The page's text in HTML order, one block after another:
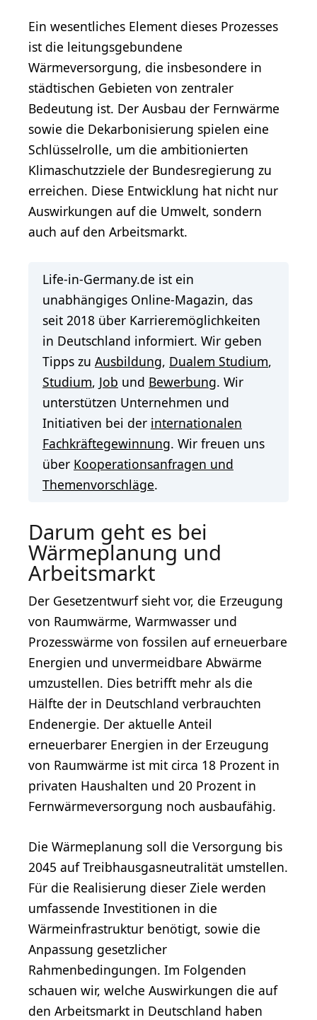
Ein wesentliches Element dieses Prozesses
ist die leitungsgebundene
Wärmeversorgung, die insbesondere in
städtischen Gebieten von zentraler
Bedeutung ist. Der Ausbau der Fernwärme
sowie die Dekarbonisierung spielen eine
Schlüsselrolle, um die ambitionierten
Klimaschutzziele der Bundesregierung zu
erreichen. Diese Entwicklung hat nicht nur
Auswirkungen auf die Umwelt, sondern
auch auf den Arbeitsmarkt.
Life-in-Germany.de ist ein
unabhängiges Online-Magazin, das
seit 2018 über Karrieremöglichkeiten
in Deutschland informiert. Wir geben
Tipps zu Ausbildung, Dualem Studium,
Studium, Job und Bewerbung. Wir
unterstützen Unternehmen und
Initiativen bei der internationalen
Fachkräftegewinnung. Wir freuen uns
über Kooperationsanfragen und
Themenvorschläge.
Darum geht es bei
Wärmeplanung und
Arbeitsmarkt
Der Gesetzentwurf sieht vor, die Erzeugung
von Raumwärme, Warmwasser und
Prozesswärme von fossilen auf erneuerbare
Energien und unvermeidbare Abwärme
umzustellen. Dies betrifft mehr als die
Hälfte der in Deutschland verbrauchten
Endenergie. Der aktuelle Anteil
erneuerbarer Energien in der Erzeugung
von Raumwärme ist mit circa 18 Prozent in
privaten Haushalten und 20 Prozent in
Fernwärmeversorgung noch ausbaufähig.
Die Wärmeplanung soll die Versorgung bis
2045 auf Treibhausgasneutralität umstellen.
Für die Realisierung dieser Ziele werden
umfassende Investitionen in die
Wärmeinfrastruktur benötigt, sowie die
Anpassung gesetzlicher
Rahmenbedingungen. Im Folgenden
schauen wir, welche Auswirkungen die auf
den Arbeitsmarkt in Deutschland haben